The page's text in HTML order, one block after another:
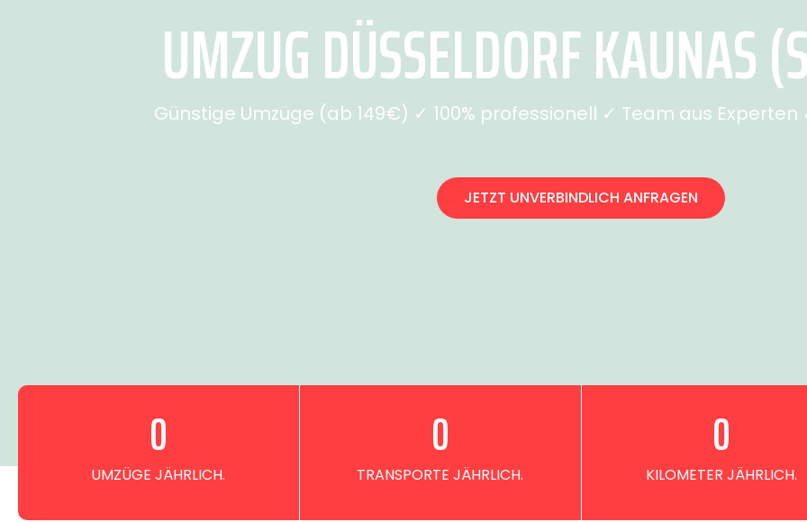
UMZUG DÜSSELDORF KAUNAS
Günstige Umzüge (ab 149€) ✓ 100% professionell ✓ Team aus
JETZT UNVERBINDLICH ANFRAGEN
UMZÜGE JÄHRLICH.
0
TRANSPORTE JÄHRLICH.
0
KILOMETER JÄHRLICH.
0